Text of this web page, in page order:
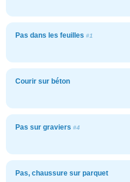
Pas dans les feuilles #1
Courir sur béton
Pas sur graviers #4
Pas, chaussure sur parquet